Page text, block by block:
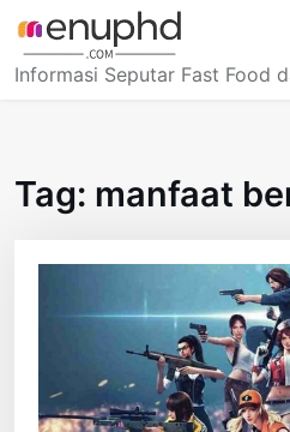
content
Informasi Seputar Fast Food
Tag: manfaat